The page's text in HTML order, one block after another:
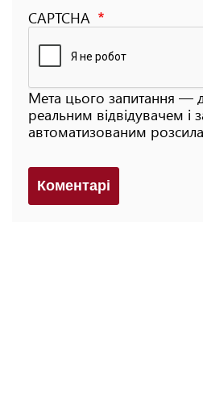
CAPTCHA
Мета цього запитання —
реальним відвідувачем і
автоматизованим
Коментарi